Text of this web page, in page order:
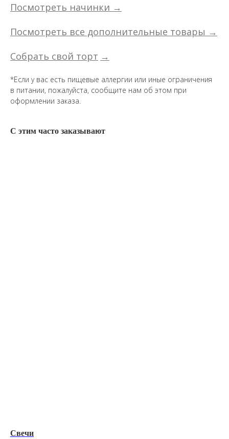
Посмотреть начинки →
Посмотреть все дополнительные товары →
Собрать свой торт →
*Если у вас есть пищевые аллергии или иные ограничения
в питании, пожалуйста, сообщите нам об этом при
оформлении заказа.
С этим часто заказывают
Свечи